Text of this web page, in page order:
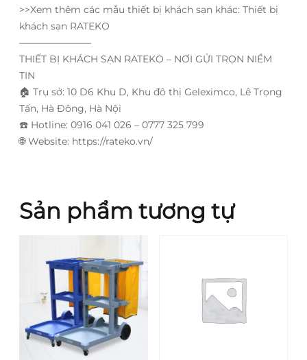
>>Xem thêm các mẫu thiết bị khách sạn khác: Thiết bị
khách sạn RATEKO
———————–
THIẾT BỊ KHÁCH SẠN RATEKO – NƠI GỬI TRỌN NIỀM
TIN
🏠 Trụ sở: 10 D6 Khu D, Khu đô thị Geleximco, Lê Trọng
Tấn, Hà Đông, Hà Nội
☎️ Hotline: 0916 041 026 – 0777 325 799
🌐Website: https://rateko.vn/
Sản phẩm tương tự